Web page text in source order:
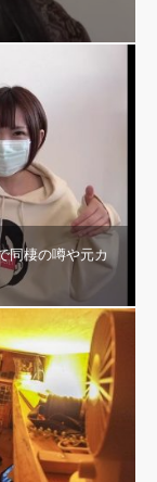
同棲の噂や元カ